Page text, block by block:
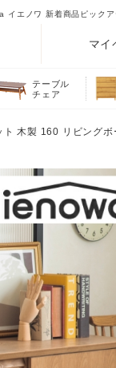
イエノワ 新着商品ピックア
マイ
テーブル
チェア
木製 160 リビングボ